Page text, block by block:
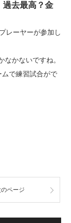
過去最高？金
レーヤーが参加し
かないですね。
で練習試合がで
のページ